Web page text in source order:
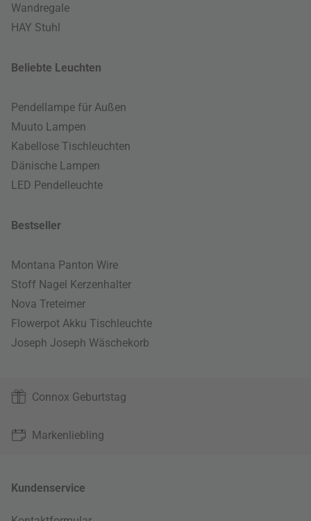
Wandregale
HAY Stuhl
Beliebte Leuchten
Pendellampe für Außen
Muuto Lampen
Kabellose Tischleuchten
Dänische Lampen
LED Pendelleuchte
Bestseller
Montana Panton Wire
Stoff Nagel Kerzenhalter
Nova Treteimer
Flowerpot Akku Tischleuchte
Joseph Joseph Wäschekorb
Connox Geburtstag
Markenliebling
Kundenservice